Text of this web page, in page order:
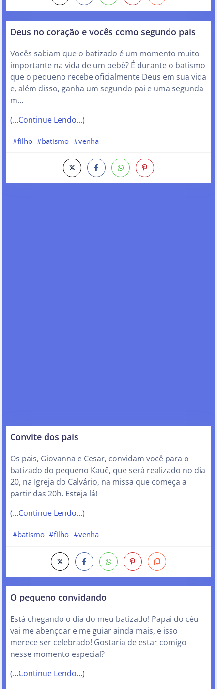
Deus no coração e vocês como segundo pais
Vocês sabiam que o batizado é um momento muito
importante na vida de um bebê? É durante o batismo
que o pequeno recebe oficialmente Deus em sua vida
e, além disso, ganha um segundo pai e uma segunda
m…
(…Continue Lendo…)
#filho #batismo #venha
Convite dos pais
Os pais, Giovanna e Cesar, convidam você para o
batizado do pequeno Kauê, que será realizado no dia
20, na Igreja do Calvário, na missa que começa a
partir das 20h. Esteja lá!
(…Continue Lendo…)
#batismo #filho #venha
O pequeno convidando
Está chegando o dia do meu batizado! Papai do céu
vai me abençoar e me guiar ainda mais, e isso
merece ser celebrado! Gostaria de estar comigo
nesse momento especial?
(…Continue Lendo…)